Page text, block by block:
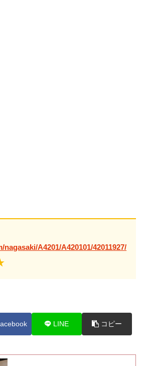
A4201/A420101/42011927/
LINE コピー